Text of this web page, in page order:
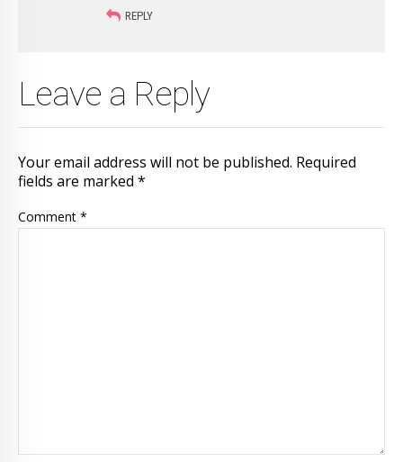
REPLY
Leave a Reply
Your email address will not be published. Required
fields are marked *
Comment *